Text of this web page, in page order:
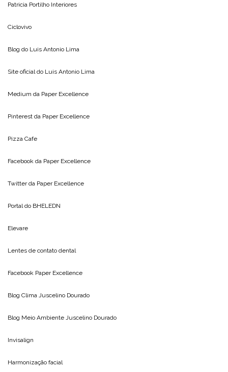
Patricia Portilho Interiores
Ciclovivo
Blog do Luis Antonio Lima
Site oficial do Luis Antonio Lima
Medium da Paper Excellence
Pinterest da Paper Excellence
Pizza Cafe
Facebook da Paper Excellence
Twitter da Paper Excellence
Portal do BHELEDN
Elevare
Lentes de contato dental
Facebook Paper Excellence
Blog Clima Juscelino Dourado
Blog Meio Ambiente Juscelino Dourado
Invisalign
Harmonização facial